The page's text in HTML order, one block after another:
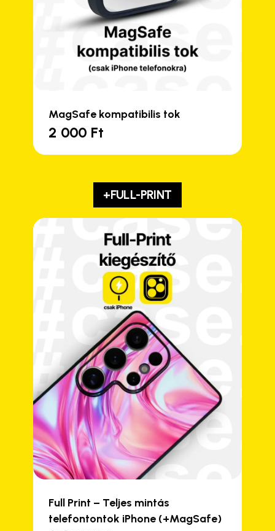
MagSafe kompatibilis tok
2 000 Ft
+FULL-PRINT
Full Print – Teljes mintás
telefontontok iPhone (+MagSafe)